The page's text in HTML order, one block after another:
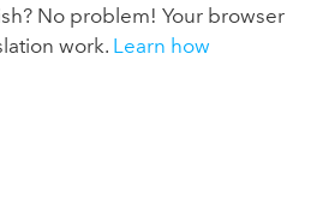
No problem! Your browser
work. Learn how